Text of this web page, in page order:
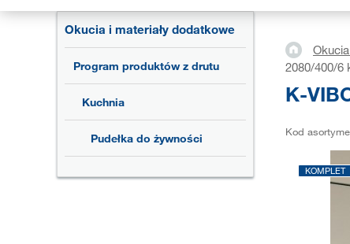
Okucia i materiały dodatkowe
Program produktów z drutu
Kuchnia
Pudełka do żywności
2080/400/6
K-
Kod
KOMPLET